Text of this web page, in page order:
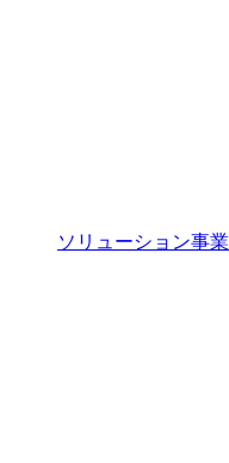
ソリューション事業